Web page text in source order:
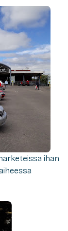
ihan